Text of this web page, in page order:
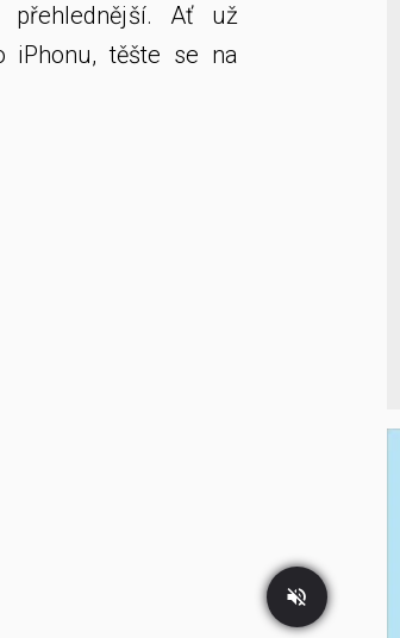
přehlednější. Ať už
iPhonu, těšte se na